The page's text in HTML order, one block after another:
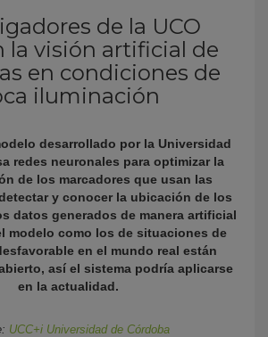
de la UCO
la visión artificial de
en condiciones de
iluminación
desarrollado por la Universidad
redes neuronales para optimizar la
de los marcadores que usan las
y conocer la ubicación de los
datos generados de manera artificial
modelo como los de situaciones de
en el mundo real están
así el sistema podría aplicarse
en la actualidad.
UCC+i Universidad de Córdoba